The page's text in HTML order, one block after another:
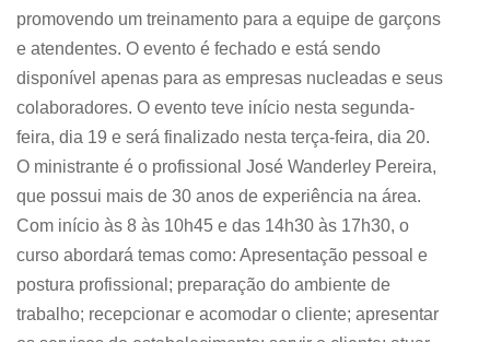
promovendo um treinamento para a equipe de garçons
e atendentes. O evento é fechado e está sendo
disponível apenas para as empresas nucleadas e seus
colaboradores. O evento teve início nesta segunda-
feira, dia 19 e será finalizado nesta terça-feira, dia 20.
O ministrante é o profissional José Wanderley Pereira,
que possui mais de 30 anos de experiência na área.
Com início às 8 às 10h45 e das 14h30 às 17h30, o
curso abordará temas como: Apresentação pessoal e
postura profissional; preparação do ambiente de
trabalho; recepcionar e acomodar o cliente; apresentar